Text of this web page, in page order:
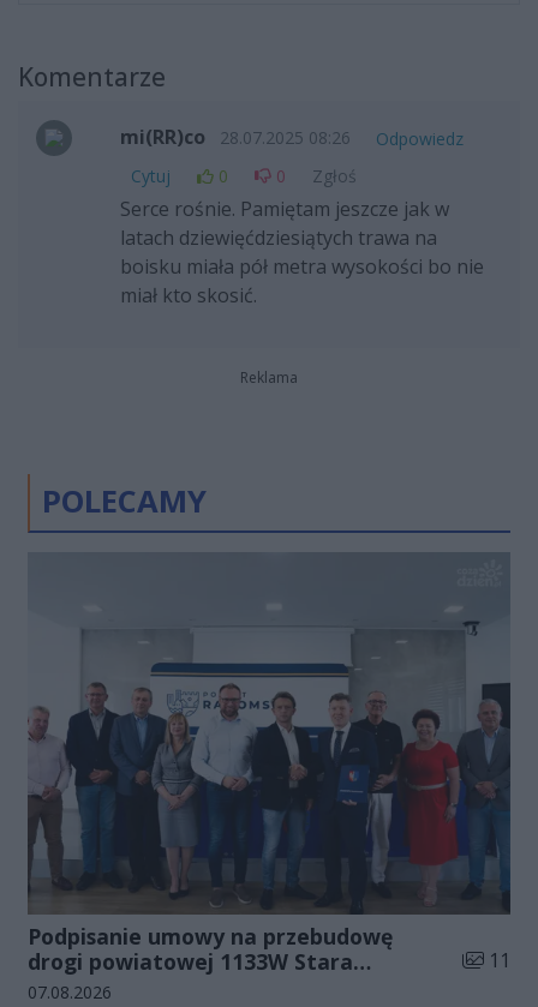
Komentarze
mi(RR)co 28.07.2025 08:26
Odpowiedz
Cytuj
0 0 Zgłoś
Serce rośnie. Pamiętam jeszcze jak w
latach dziewięćdziesiątych trawa na
boisku miała pół metra wysokości bo nie
miał kto skosić.
Reklama
POLECAMY
Podpisanie umowy na przebudowę
drogi powiatowej 1133W Stara
Błotnica - Jedlanka (zdjęcia)
Liczba
11
Data dodania galerii:
07.08.2026